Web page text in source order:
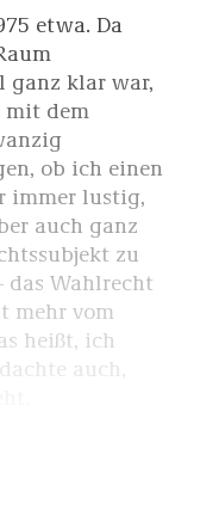
etwa. Da
ganz klar war,
mit dem
ob ich einen
immer lustig,
auch ganz
zu
das Wahlrecht
mehr vom
heißt, ich
auch,